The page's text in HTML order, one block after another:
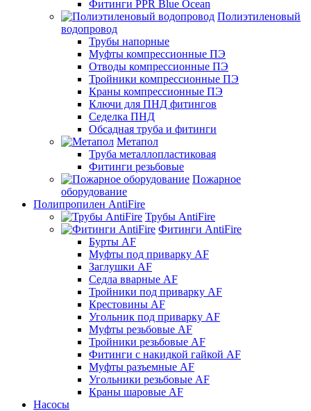
Фитинги PPR Blue Ocean
Полиэтиленовый
водопровод
Трубы напорные
Муфты компрессионные ПЭ
Отводы компрессионные ПЭ
Тройники компрессионные ПЭ
Краны компрессионные ПЭ
Ключи для ПНД фитингов
Седелка ПНД
Обсадная труба и фитинги
Метапол
Труба металлопластиковая
Фитинги резьбовые
Пожарное
оборудование
Полипропилен AntiFire
Трубы AntiFire
Фитинги AntiFire
Бурты AF
Муфты под приварку AF
Заглушки AF
Седла вварные AF
Тройники под приварку AF
Крестовины AF
Угольник под приварку AF
Муфты резьбовые AF
Тройники резьбовые AF
Фитинги с накидкой гайкой AF
Муфты разъемные AF
Угольники резьбовые AF
Краны шаровые AF
Насосы